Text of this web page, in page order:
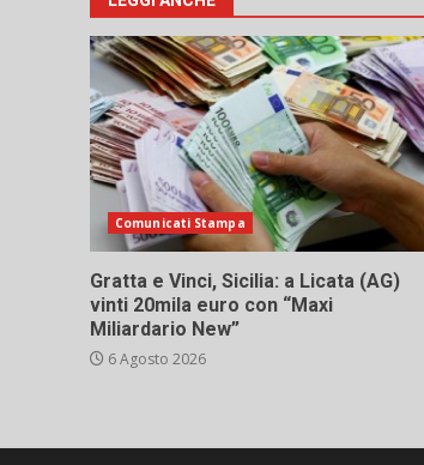
Comunicati Stampa
Gratta e Vinci, Sicilia: a Licata (AG)
vinti 20mila euro con “Maxi
Miliardario New”
6 Agosto 2026